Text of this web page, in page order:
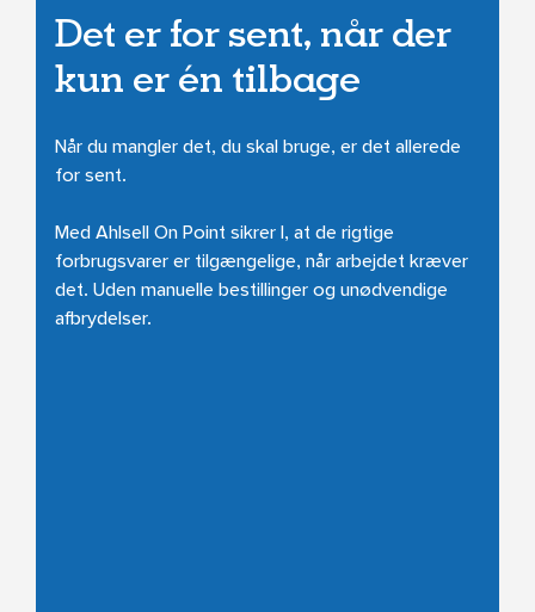
Det er for sent, når der
kun er én tilbage
Når du mangler det, du skal bruge, er det allerede
for sent.
Med Ahlsell On Point sikrer I, at de rigtige
forbrugsvarer er tilgængelige, når arbejdet kræver
det. Uden manuelle bestillinger og unødvendige
afbrydelser.